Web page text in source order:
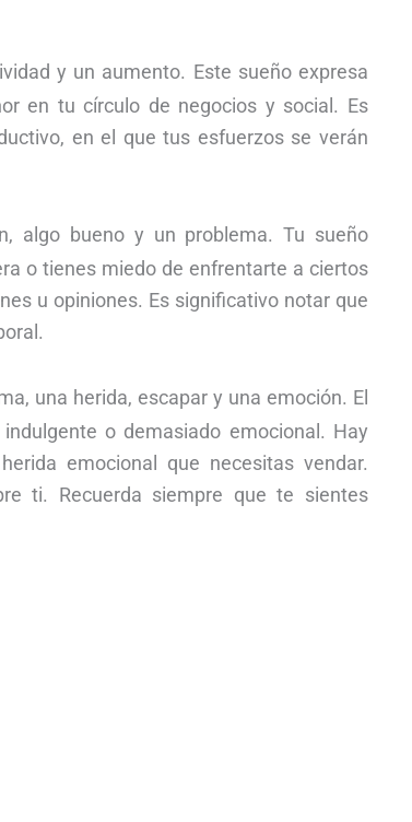
y un aumento. Este sueño expresa
en tu círculo de negocios y social. Es
en el que tus esfuerzos se verán
algo bueno y un problema. Tu sueño
o tienes miedo de enfrentarte a ciertos
u opiniones. Es significativo notar que
una herida, escapar y una emoción. El
o demasiado emocional. Hay
emocional que necesitas vendar.
ti. Recuerda siempre que te sientes